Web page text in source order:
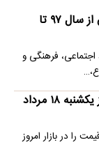
روایت آماری مسعود نیلی از زندگی ایرانیان از سال ۹۷ تا
فرهنگی و
قیمت محصولات ایران‌خودرو و سایپا امروز یکشنبه ۱۸ مرداد
کاهش قیمت را در بازار امروز